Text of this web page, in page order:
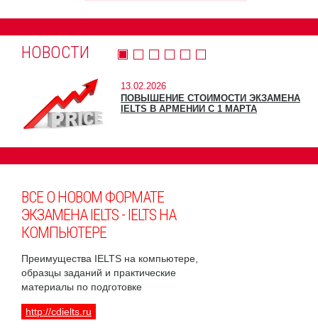
НОВОСТИ
13.02.2026
ПОВЫШЕНИЕ СТОИМОСТИ ЭКЗАМЕНА
IELTS В АРМЕНИИ С 1 МАРТА
ВСЕ О НОВОМ ФОРМАТЕ
ЭКЗАМЕНА IELTS - IELTS НА
КОМПЬЮТЕРЕ
Преимущества IELTS на компьютере,
образцы заданий и практические
материалы по подготовке
http://cdielts.ru